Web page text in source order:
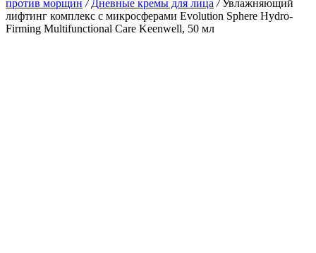
против морщин / Дневные кремы для лица / Увлажняющий
лифтинг комплекс с микросферами Evolution Sphere Hydro-
Firming Multifunctional Care Keenwell, 50 мл